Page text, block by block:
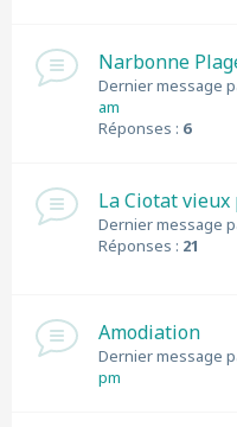
Narbonne
Dernier message
am
Réponses : 6
La Ciotat
Dernier message
Réponses : 21
Amodiation
Dernier message
pm